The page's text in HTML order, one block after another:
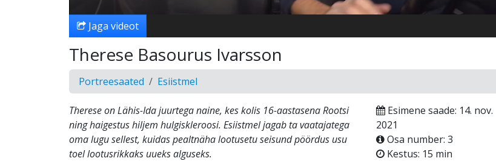
Jaga videot
Therese Basourus Ivarsson
Portreesaated Esiistmel
Therese on Lähis-Ida juurtega naine, kes kolis 16-aastasena Rootsi
ning haigestus hiljem hulgiskleroosi. Esiistmel jagab ta vaatajatega
oma lugu sellest, kuidas pealtnäha lootusetu seisund pöördus usu
toel lootusrikkaks uueks alguseks.
Esimene saade: 14. nov.
2021
Osa number: 3
Kestus: 15 min